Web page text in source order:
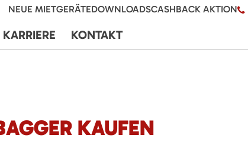
NEUE MIETGERÄTEDOWNLOADSCASHBACK AKTION
KARRIERE KONTAKT
KAUFEN